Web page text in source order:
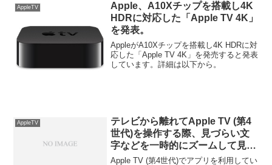
AppleTV
Apple、A10Xチップを搭載し4K
HDRに対応した「Apple TV 4K」
を発表。
AppleがA10Xチップを搭載し4K HDRに対
応した「Apple TV 4K」を発売すると発表
しています。詳細は以下から。
AppleTV
テレビから離れてApple TV (第4
世代)を操作する際、見づらい文
字などを一時的にズームして見る
方法。
Apple TV (第4世代)でアプリを利用してい